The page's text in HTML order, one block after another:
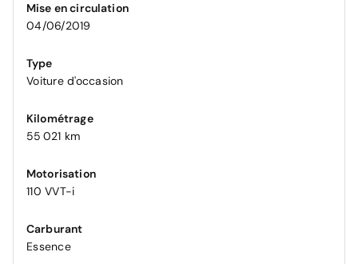
Mise en circulation
04/06/2019
Type
Voiture d'occasion
Kilométrage
55 021 km
Motorisation
110 VVT-i
Carburant
Essence